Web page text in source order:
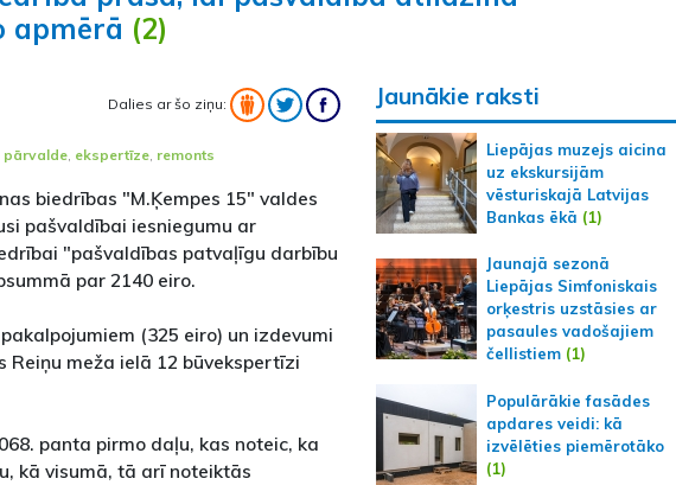
apmērā (2)
Dalies ar šo ziņu:
pārvalde, ekspertīze, remonts
biedrības "M.Ķempes 15" valdes
pašvaldībai iesniegumu ar
"pašvaldības patvaļīgu darbību
par 2140 eiro.
(325 eiro) un izdevumi
meža ielā 12 būvekspertīzi
panta pirmo daļu, kas noteic, ka
kā visumā, tā arī noteiktās
Jaunākie raksti
Liepājas muzejs aicina
uz ekskursijām
vēsturiskajā Latvijas
Bankas ēkā (1)
Jaunajā sezonā
Liepājas Simfoniskais
orķestris uzstāsies ar
pasaules vadošajiem
čellistiem(1)
Populārākie fasādes
apdares veidi: kā
izvēlēties piemērotāko
(1)